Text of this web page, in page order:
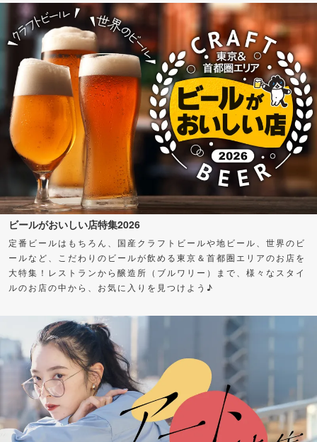
ビールがおいしい店特集2026
定番ビールはもちろん、国産クラフトビールや地ビール、世界のビ
ールなど、こだわりのビールが飲める東京＆首都圏エリアのお店を
大特集！レストランから醸造所（ブルワリー）まで、様々なスタイ
ルのお店の中から、お気に入りを見つけよう♪